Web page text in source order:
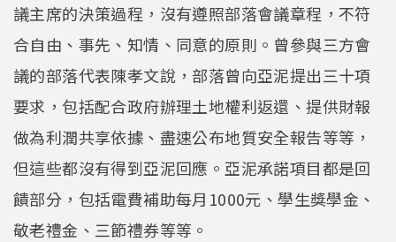
議主席的決策過程，沒有遵照部落會議章程，不符
合自由、事先、知情、同意的原則。曾參與三方會
議的部落代表陳孝文說，部落曾向亞泥提出三十項
要求，包括配合政府辦理土地權利返還、提供財報
做為利潤共享依據、盡速公布地質安全報告等等，
但這些都沒有得到亞泥回應。亞泥承諾項目都是回
饋部分，包括電費補助每月1000元、學生獎學金、
敬老禮金、三節禮券等等。